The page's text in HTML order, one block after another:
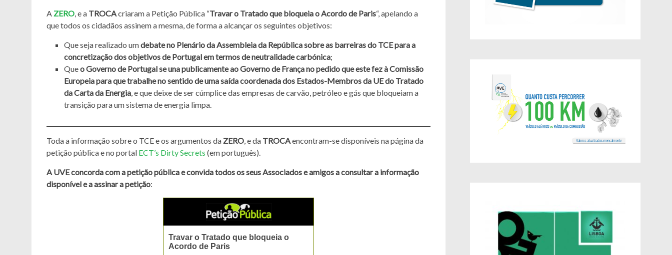
A ZERO, e a TROCAcriaram a Petição Pública “Travar o Tratado que bloqueia o Acordo de Paris“, apelando a
que todos os cidadãos assinem a mesma, de forma a alcançar os seguintes objetivos:
Que seja realizado umdebate no Plenário da Assembleia da República sobre as barreiras do TCE para a
concretização dos objetivos de Portugal em termos de neutralidade carbónica;
Queo Governo de Portugal se una publicamente ao Governo de França no pedido que este fez à Comissão
Europeia para que trabalhe no sentido de uma saída coordenada dos Estados-Membros da UE do Tratado
da Carta da Energia, e que deixe de ser cúmplice das empresas de carvão, petróleo e gás que bloqueiam a
transição para um sistema de energia limpa.
Toda a informação sobre o TCE e os argumentos da ZERO, e da TROCAencontram-se disponíveis na página da
petição pública e no portal ECT’s Dirty Secrets (em português).
A UVE concorda com a petição pública e convida todos os seus Associados e amigos a consultar a informação
disponível e a assinar a petição: